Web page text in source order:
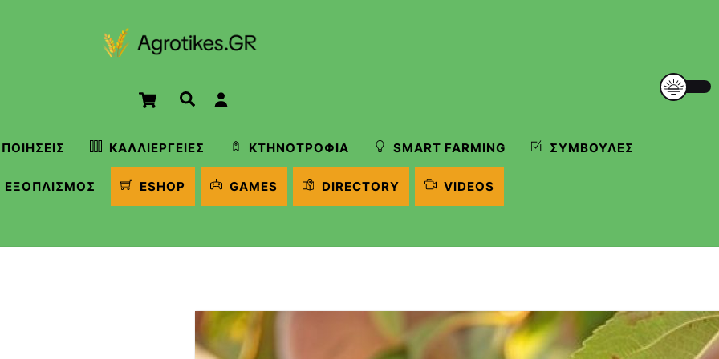
Cart Αναζήτηση
ΚΑΛΛΙΈΡΓΕΙΕΣ ΚΤΗΝΟΤΡΟΦΊΑ SMART FARMING ΣΥΜΒΟΥΛΈΣ
ΕΞΟΠΛΙΣΜΌΣ ESHOP GAMES DIRECTORY VIDEOS